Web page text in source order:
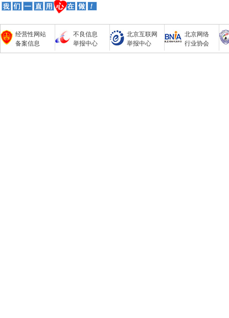
经营性网站
备案信息
不良信息
举报中心
北京互联网
举报中心
北京网络
行业协会